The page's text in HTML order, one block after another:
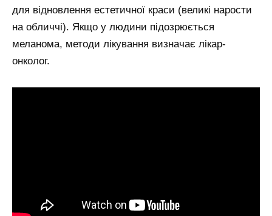
для відновлення естетичної краси (великі нарости
на обличчі). Якщо у людини підозрюється
меланома, методи лікування визначає лікар-
онколог.